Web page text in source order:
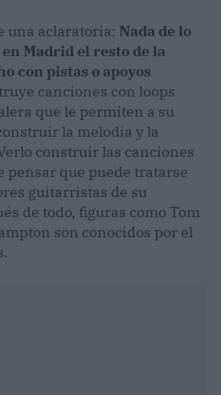
una aclaratoria: Nada de lo
Madrid el resto de la
con pistas o apoyos
canciones con loops
que le permiten a su
la melodía y la
construir las canciones
pensar que puede tratarse
guitarristas de su
de todo, figuras como Tom
son conocidos por el